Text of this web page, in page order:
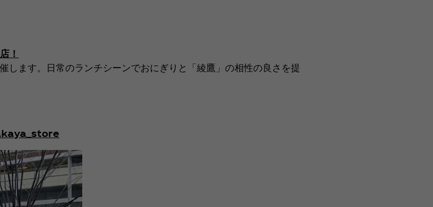
！
ます。日常のランチシーンでおにぎりと「綾鷹」の相性の良さを提